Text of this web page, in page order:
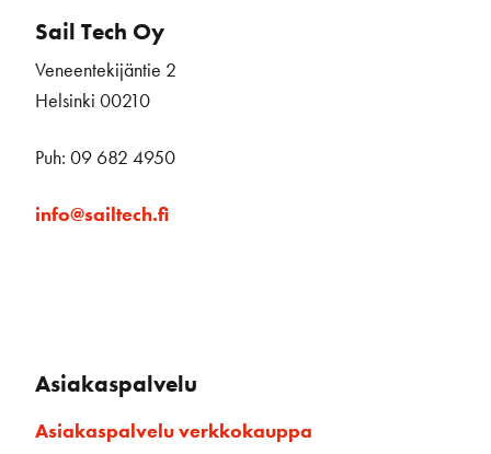
Sail Tech Oy
Veneentekijäntie 2
Helsinki 00210
Puh: 09 682 4950
info@sailtech.fi
Asiakaspalvelu
Asiakaspalvelu verkkokauppa